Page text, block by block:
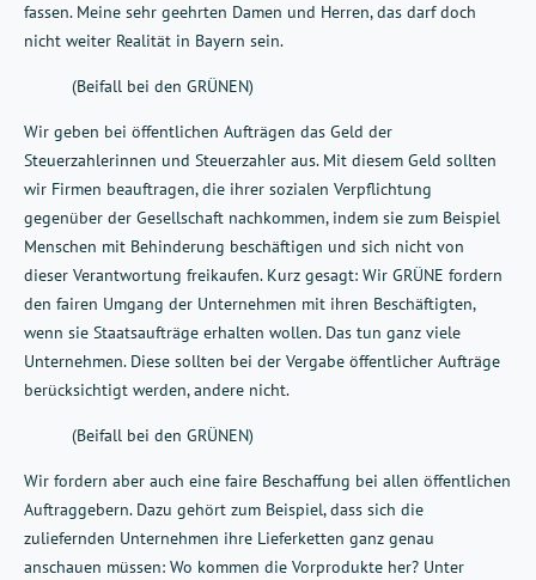
fassen. Meine sehr geehrten Damen und Herren, das darf doch
nicht weiter Realität in Bayern sein.
(Beifall bei den GRÜNEN)
Wir geben bei öffentlichen Aufträgen das Geld der
Steuerzahlerinnen und Steuerzahler aus. Mit diesem Geld sollten
wir Firmen beauftragen, die ihrer sozialen Verpflichtung
gegenüber der Gesellschaft nachkommen, indem sie zum Beispiel
Menschen mit Behinderung beschäftigen und sich nicht von
dieser Verantwortung freikaufen. Kurz gesagt: Wir GRÜNE fordern
den fairen Umgang der Unternehmen mit ihren Beschäftigten,
wenn sie Staatsaufträge erhalten wollen. Das tun ganz viele
Unternehmen. Diese sollten bei der Vergabe öffentlicher Aufträge
berücksichtigt werden, andere nicht.
(Beifall bei den GRÜNEN)
Wir fordern aber auch eine faire Beschaffung bei allen öffentlichen
Auftraggebern. Dazu gehört zum Beispiel, dass sich die
zuliefernden Unternehmen ihre Lieferketten ganz genau
anschauen müssen: Wo kommen die Vorprodukte her? Unter